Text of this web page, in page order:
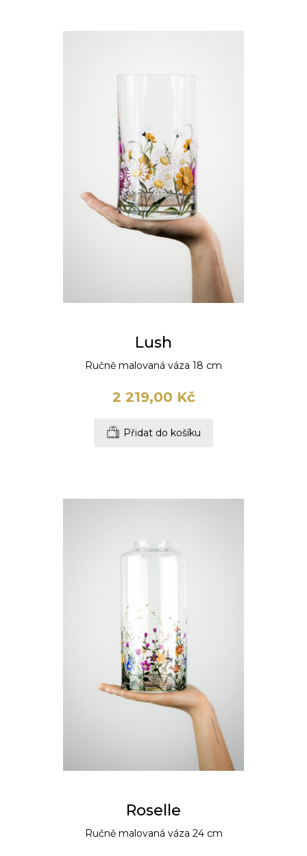
Lush
Ručně malovaná váza 18 cm
2 219,00 Kč
Přidat do košíku
Roselle
Ručně malovaná váza 24 cm